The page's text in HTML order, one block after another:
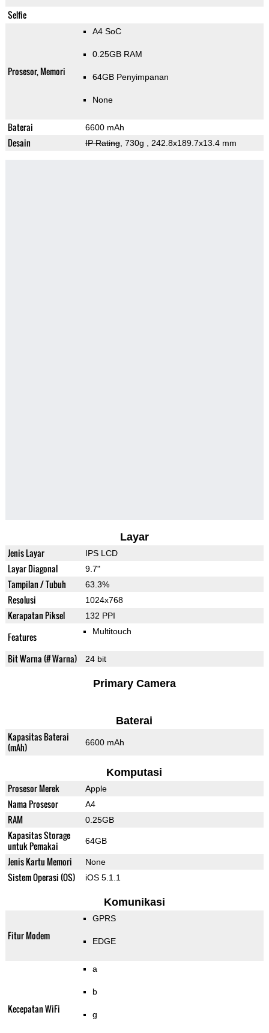
Selfie
Prosesor, Memori
A4 SoC
0.25GB RAM
64GB Penyimpanan
None
Baterai 6600 mAh
Desain IP Rating, 730g , 242.8x189.7x13.4 mm
Layar
Jenis Layar IPS LCD
Layar Diagonal 9.7"
Tampilan / Tubuh 63.3%
Resolusi 1024x768
Kerapatan Piksel 132 PPI
Features Multitouch
Bit Warna (# Warna) 24 bit
Primary Camera
Baterai
Kapasitas Baterai
(mAh)
6600 mAh
Komputasi
Prosesor Merek Apple
Nama Prosesor A4
RAM 0.25GB
Kapasitas Storage
untuk Pemakai
64GB
Jenis Kartu Memori None
Sistem Operasi (OS) iOS 5.1.1
Komunikasi
Fitur Modem
GPRS
EDGE
Kecepatan WiFi
a
b
g